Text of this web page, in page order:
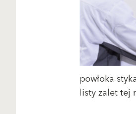
powłoka
listy zalet tej